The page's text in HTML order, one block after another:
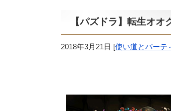
【パズドラ】転生オオ
2018年3月21日 [使い道とパーテ